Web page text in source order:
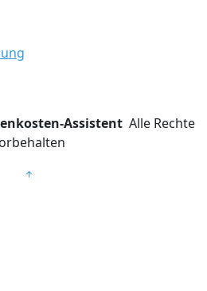
Assistent Alle Rechte